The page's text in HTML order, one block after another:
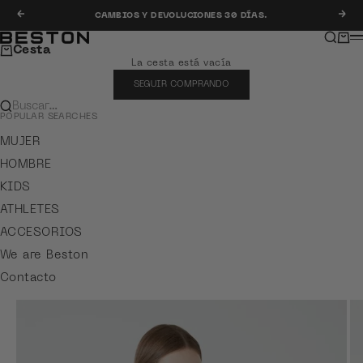
Anterior
CAMBIOS Y DEVOLUCIONES 30 DÍAS.
Beston Buscar
Cesta
La cesta está vacía
SEGUIR COMPRANDO
Buscar…
POPULAR SEARCHES
MUJER
HOMBRE
KIDS
ATHLETES
ACCESORIOS
We are Beston
Contacto